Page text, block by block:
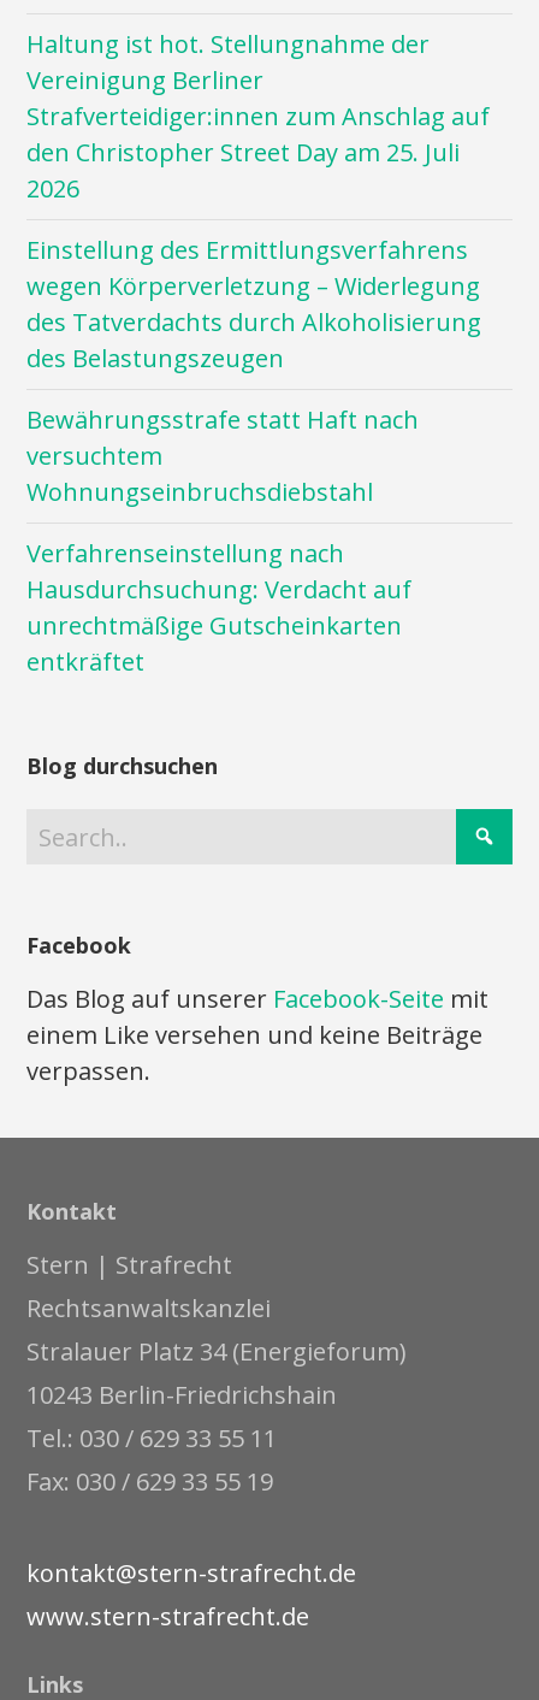
Haltung ist hot. Stellungnahme der
Vereinigung Berliner
Strafverteidiger:innen zum Anschlag auf
den Christopher Street Day am 25. Juli
2026
Einstellung des Ermittlungsverfahrens
wegen Körperverletzung – Widerlegung
des Tatverdachts durch Alkoholisierung
des Belastungszeugen
Bewährungsstrafe statt Haft nach
versuchtem
Wohnungseinbruchsdiebstahl
Verfahrenseinstellung nach
Hausdurchsuchung: Verdacht auf
unrechtmäßige Gutscheinkarten
entkräftet
Blog durchsuchen
Facebook
Das Blog auf unserer Facebook-Seite mit
einem Like versehen und keine Beiträge
verpassen.
Kontakt
Stern | Strafrecht
Rechtsanwaltskanzlei
Stralauer Platz 34 (Energieforum)
10243 Berlin-Friedrichshain
Tel.: 030 / 629 33 55 11
Fax: 030 / 629 33 55 19
kontakt@stern-strafrecht.de
www.stern-strafrecht.de
Links